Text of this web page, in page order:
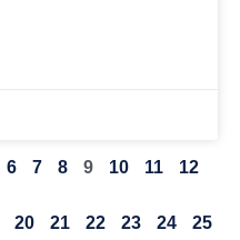
6 7 8 9 10 11 12
20 21 22 23 24 25